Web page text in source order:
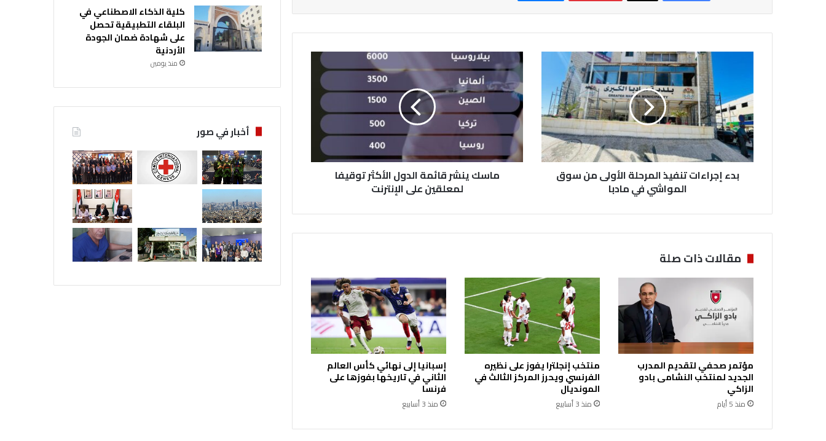
إ
ج
ر
ا
ء
ا
ف
ذ
ا
ل
م
ح
ا
ل
أ
و
ل
ى
ن
بدء إجراءات تنفيذ المرحلة الأولى من سوق
المواشي في مادبا
م
س
ك
ي
ن
ش
ر
ق
ة
ل
ل
ا
ل
أ
ك
ث
ر
ت
و
ا
ماسك ينشر قائمة الدول الأكثر توقيفا
لمعلقين على الإنترنت
مقالات ذات صلة
مؤتمر صحفي لتقديم المدرب
الجديد لمنتخب النشامى بادو
الزاكي
منذ 5 أيام
منتخب إنجلترا يفوز على نظيره
الفرنسي ويحرز المركز الثالث في
المونديال
منذ 3 أسابيع
إسبانيا إلى نهائي كأس العالم
الثاني في تاريخها بفوزها على
فرنسا
منذ 3 أسابيع
كلية الذكاء الاصطناعي في
البلقاء التطبيقية تحصل
على شهادة ضمان الجودة
الأردنية
منذ يومين
أخبار في صور